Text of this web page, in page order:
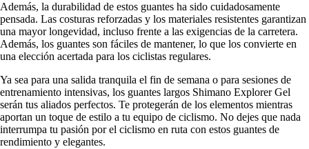
Además, la durabilidad de estos guantes ha sido cuidadosamente
pensada. Las costuras reforzadas y los materiales resistentes garantizan
una mayor longevidad, incluso frente a las exigencias de la carretera.
Además, los guantes son fáciles de mantener, lo que los convierte en
una elección acertada para los ciclistas regulares.
Ya sea para una salida tranquila el fin de semana o para sesiones de
entrenamiento intensivas, los guantes largos Shimano Explorer Gel
serán tus aliados perfectos. Te protegerán de los elementos mientras
aportan un toque de estilo a tu equipo de ciclismo. No dejes que nada
interrumpa tu pasión por el ciclismo en ruta con estos guantes de
rendimiento y elegantes.